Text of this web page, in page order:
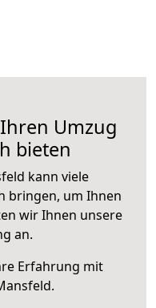
Umzug
bieten
kann viele
bringen, um Ihnen
wir Ihnen unsere
an.
Erfahrung mit
.